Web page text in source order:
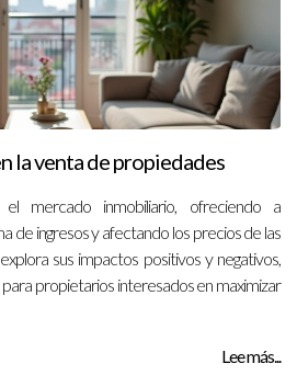
la venta de propiedades
mercado inmobiliario, ofreciendo a
de ingresos y afectando los precios de las
sus impactos positivos y negativos,
propietarios interesados en maximizar
Lee más...